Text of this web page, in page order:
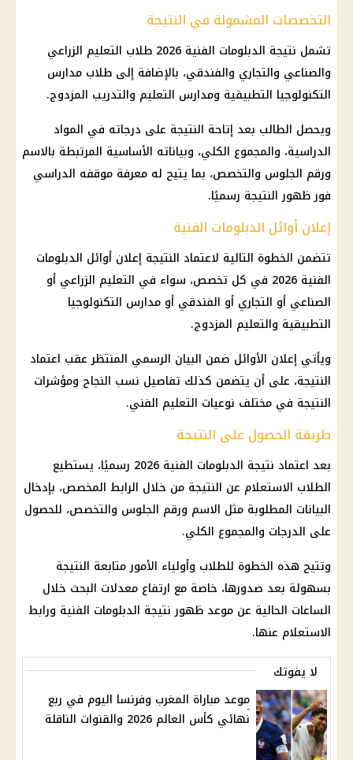
التخصصات المشمولة في النتيجة
تشمل نتيجة الدبلومات الفنية 2026 طلاب التعليم الزراعي
والصناعي والتجاري والفندقي، بالإضافة إلى طلاب مدارس
التكنولوجيا التطبيقية ومدارس التعليم والتدريب المزدوج.
ويحصل الطالب بعد إتاحة النتيجة على درجاته في المواد
الدراسية، والمجموع الكلي، وبياناته الأساسية المرتبطة بالاسم
ورقم الجلوس والتخصص، بما يتيح له معرفة موقفه الدراسي
فور ظهور النتيجة رسميًا.
إعلان أوائل الدبلومات الفنية
تتضمن الخطوة التالية لاعتماد النتيجة إعلان أوائل الدبلومات
الفنية 2026 في كل تخصص، سواء في التعليم الزراعي أو
الصناعي أو التجاري أو الفندقي أو مدارس التكنولوجيا
التطبيقية والتعليم المزدوج.
ويأتي إعلان الأوائل ضمن البيان الرسمي المنتظر عقب اعتماد
النتيجة، على أن يتضمن كذلك تفاصيل نسب النجاح ومؤشرات
النتيجة في مختلف نوعيات التعليم الفني.
طريقة الحصول على النتيجة
بعد اعتماد نتيجة الدبلومات الفنية 2026 رسميًا، يستطيع
الطلاب الاستعلام عن النتيجة من خلال الرابط المخصص، بإدخال
البيانات المطلوبة مثل الاسم ورقم الجلوس والتخصص، للحصول
على الدرجات والمجموع الكلي.
وتتيح هذه الخطوة للطلاب وأولياء الأمور متابعة النتيجة
بسهولة بعد صدورها، خاصة مع ارتفاع معدلات البحث خلال
الساعات الحالية عن موعد ظهورنتيجة الدبلومات الفنية ورابط
الاستعلام عنها.
لا يفوتك
موعد مباراة المغرب وفرنسا اليوم في ربع
نهائي كأس العالم 2026 والقنوات الناقلة